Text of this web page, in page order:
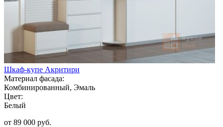
Шкаф-купе Акритири
Материал фасада:
Комбинированный, Эмаль
Цвет:
Белый
от 89 000 руб.